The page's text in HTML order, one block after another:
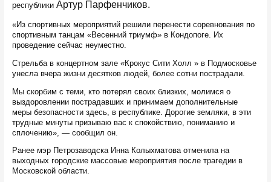
республики Артур Парфенчиков.
«Из спортивных мероприятий решили перенести соревнования по
спортивным танцам «Весенний триумф» в Кондопоге. Их
проведение сейчас неуместно.
Стрельба в концертном зале «Крокус Сити Холл » в Подмосковье
унесла вчера жизни десятков людей, более сотни пострадали.
Мы скорбим с теми, кто потерял своих близких, молимся о
выздоровлении пострадавших и принимаем дополнительные
меры безопасности здесь, в республике. Дорогие земляки, в эти
трудные минуты призываю вас к спокойствию, пониманию и
сплочению», — сообщил он.
Ранее мэр Петрозаводска Инна Колыхматова отменила на
выходных городские массовые мероприятия после трагедии в
Московской области.